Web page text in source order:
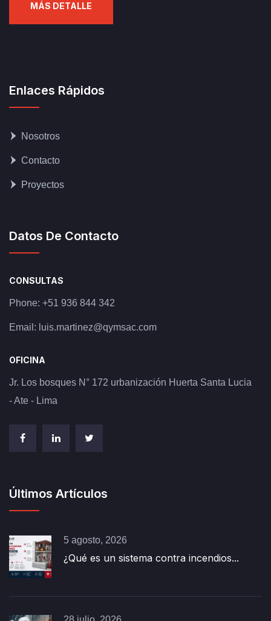
MÁS DETALLE
Enlaces Rápidos
Nosotros
Contacto
Proyectos
Datos De Contacto
CONSULTAS
Phone: +51 936 844 342
Email: luis.martinez@qymsac.com
OFICINA
Jr. Los bosques N° 172 urbanización Huerta Santa Lucia
- Ate - Lima
Últimos Artículos
5 agosto, 2026
¿Qué es un sistema contra incendios...